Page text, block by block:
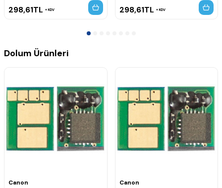
298,61TL KDV 298,61TL KDV
Dolum Ürünleri
Canon
Canon